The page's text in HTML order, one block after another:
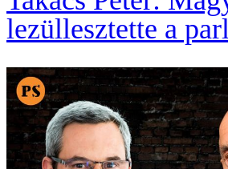
lezüllesztette a